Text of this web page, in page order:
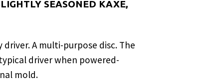
SEASONED KAXE,
A multi-purpose disc. The
driver when powered-
mold.